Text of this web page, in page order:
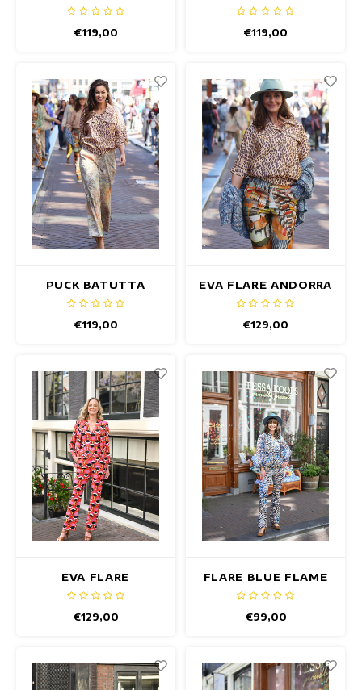
BROEK
€119,00
MANGO BROEK
€119,00
PUCK BATUTTA
BROEK
€119,00
EVA FLARE ANDORRA
BROEK
€129,00
EVA FLARE
CALDARON BROEK
€129,00
FLARE BLUE FLAME
BROEK
€99,00